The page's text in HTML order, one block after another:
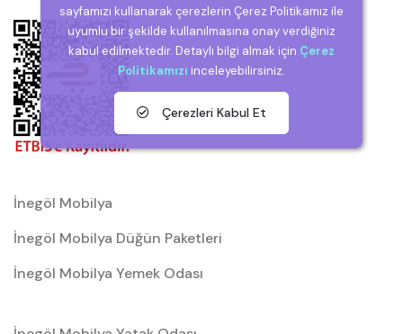
İnegöl Mobilya
İnegöl Mobilya Düğün Paketleri
İnegöl Mobilya Yemek Odası
sayfamızı kullanarak çerezlerin Çerez Politikamız ile
uyumlu bir şekilde kullanılmasına onay verdiğiniz
kabul edilmektedir. Detaylı bilgi almak için Çerez
Politikamızı inceleyebilirsiniz.
Çerezleri Kabul Et